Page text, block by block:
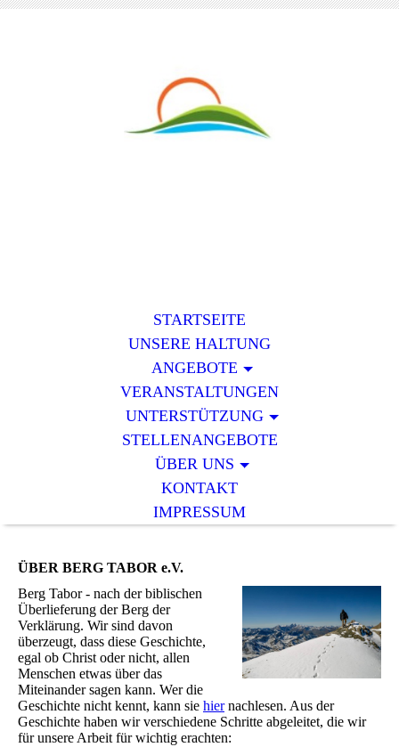
STARTSEITE
UNSERE HALTUNG
ANGEBOTE
VERANSTALTUNGEN
UNTERSTÜTZUNG
STELLENANGEBOTE
ÜBER UNS
KONTAKT
IMPRESSUM
ÜBER BERG TABOR e.V.
Berg Tabor - nach der biblischen
Überlieferung der Berg der
Verklärung. Wir sind davon
überzeugt, dass diese Geschichte,
egal ob Christ oder nicht, allen
Menschen etwas über das
Miteinander sagen kann. Wer die
Geschichte nicht kennt, kann sie hiernachlesen. Aus der
Geschichte haben wir verschiedene Schritte abgeleitet, die wir
für unsere Arbeit für wichtig erachten: